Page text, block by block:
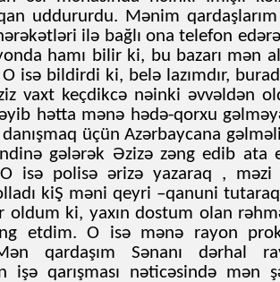
uddururdu. Mənim
ilə bağlı ona telefon
hamı bilir ki, bu bazarı mən
O isə bildirdi ki, belə lazımdır,
vaxt keçdikcə nəinki əvvəldən
hətta mənə hədə-qorxu
üçün Azərbaycana
gələrək Əzizə zəng edib ata
O isə polisə ərizə yazaraq ,
kiŞ məni qeyri –qanuni
oldum ki, yaxın dostum olan
etdim. O isə mənə rayon
qardaşım Sənanı dərhal
işə qarışması nəticəsində mən